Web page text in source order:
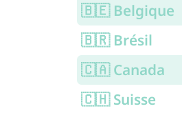
🇧🇪 Belgique
🇧🇷 Brésil
🇨🇦 Canada
🇨🇭 Suisse